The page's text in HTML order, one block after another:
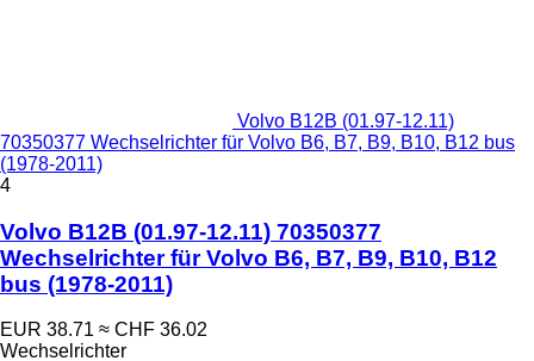
Volvo B12B (01.97-12.11)
70350377 Wechselrichter für Volvo B6, B7, B9, B10, B12 bus
(1978-2011)
4
Volvo B12B (01.97-12.11) 70350377
Wechselrichter für Volvo B6, B7, B9, B10, B12
bus (1978-2011)
EUR 38.71 ≈ CHF 36.02
Wechselrichter